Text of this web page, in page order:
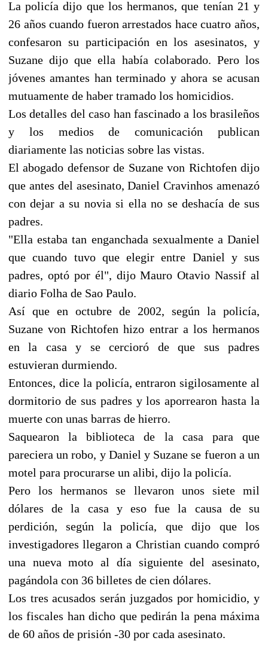
La policía dijo que los hermanos, que tenían 21 y
26 años cuando fueron arrestados hace cuatro años,
confesaron su participación en los asesinatos, y
Suzane dijo que ella había colaborado. Pero los
jóvenes amantes han terminado y ahora se acusan
mutuamente de haber tramado los homicidios.
Los detalles del caso han fascinado a los brasileños
y los medios de comunicación publican
diariamente las noticias sobre las vistas.
El abogado defensor de Suzane von Richtofen dijo
que antes del asesinato, Daniel Cravinhos amenazó
con dejar a su novia si ella no se deshacía de sus
padres.
"Ella estaba tan enganchada sexualmente a Daniel
que cuando tuvo que elegir entre Daniel y sus
padres, optó por él", dijo Mauro Otavio Nassif al
diario Folha de Sao Paulo.
Así que en octubre de 2002, según la policía,
Suzane von Richtofen hizo entrar a los hermanos
en la casa y se cercioró de que sus padres
estuvieran durmiendo.
Entonces, dice la policía, entraron sigilosamente al
dormitorio de sus padres y los aporrearon hasta la
muerte con unas barras de hierro.
Saquearon la biblioteca de la casa para que
pareciera un robo, y Daniel y Suzane se fueron a un
motel para procurarse un alibi, dijo la policía.
Pero los hermanos se llevaron unos siete mil
dólares de la casa y eso fue la causa de su
perdición, según la policía, que dijo que los
investigadores llegaron a Christian cuando compró
una nueva moto al día siguiente del asesinato,
pagándola con 36 billetes de cien dólares.
Los tres acusados serán juzgados por homicidio, y
los fiscales han dicho que pedirán la pena máxima
de 60 años de prisión -30 por cada asesinato.